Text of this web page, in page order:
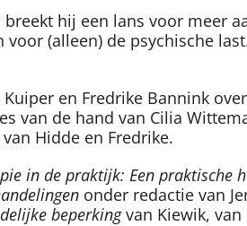
hij een lans voor meer
(alleen) de psychische
en Fredrike Bannink
van de hand van Cilia
Hidde en Fredrike.
in de praktijk: Een praktische
onder redactie van
beperkingvan Kiewik, van